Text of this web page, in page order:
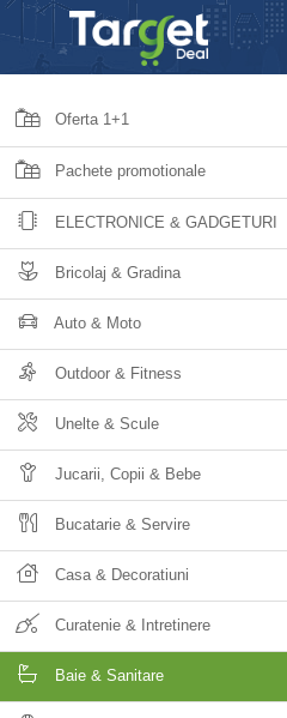
Oferta 1+1
Pachete promotionale
ELECTRONICE & GADGETURI
Bricolaj & Gradina
Auto & Moto
Outdoor & Fitness
Unelte & Scule
Jucarii, Copii & Bebe
Bucatarie & Servire
Casa & Decoratiuni
Curatenie & Intretinere
Baie & Sanitare